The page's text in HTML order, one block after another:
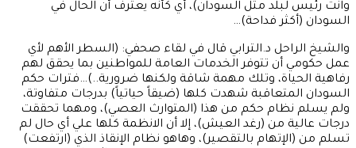
وانت رئيس لبلد مثل السودان)، أي كأنه يعترف أن الحال في
السودان (أكثر فداحة)…
والشيخ الراحل د.الترابي قال في لقاء صحفي: (السطر الأهم لأي
عمل حكومي أن تتوفر الخدمات العامة للمواطنين بما يحقق لهم
رفاهية الحياة، وتلك مهمة شاقة ولكنها ضرورية..)…فترات حكم
السودان المتعاقبة شهدت كلها (ضيقاً حياتياً) بدرجات متفاوتة،
ولم يسلم نظام حكم من هذا (المتوارث العصي)، ومهما تحققت
درجات عالية من (رغد العيش)، إلا أن الانظمة كلها علي أي حال لم
تسلم من (الإتهام بالتقصير)، وهاهو نظام الإنقاذ الذي (ارتفعت)